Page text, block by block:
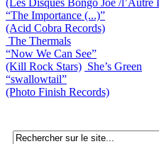
“The Importance (...)”
(Acid Cobra Records)
The Thermals
“Now We Can See”
(Kill Rock Stars) She’s Green
“swallowtail”
(Photo Finish Records)